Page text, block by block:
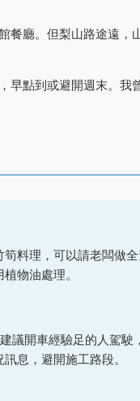
餐廳。但梨山路途遠
點到或避開週末。我
料理，可以請老闆做
物油處理。
議開車經驗足的人駕
息，避開施工路段。